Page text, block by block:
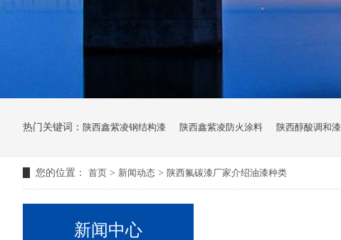
热门关键词： 陕西鑫紫凌钢结构漆 陕西鑫紫凌防火涂料 陕西醇酸调和漆
您的位置： 首页 > 新闻动态 > 陕西氟碳漆厂家介绍油漆种类
新闻中心